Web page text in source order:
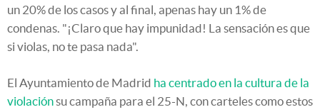
un 20% de los casos y al final, apenas hay un 1% de
condenas. "¡Claro que hay impunidad! La sensación es que
si violas, no te pasa nada".
El Ayuntamiento de Madrid ha centrado en la cultura de la
violaciónsu campaña para el 25-N, con carteles como estos